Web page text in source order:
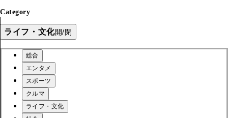
Category
ライフ・文化開/閉
総合
エンタメ
スポーツ
クルマ
ライフ・文化